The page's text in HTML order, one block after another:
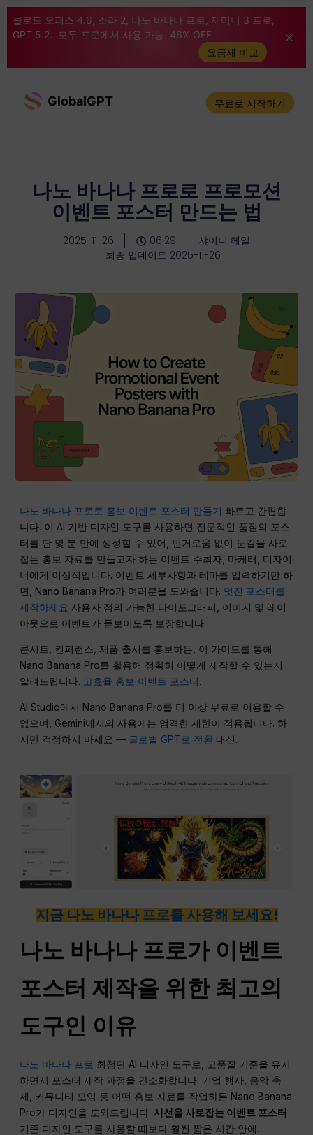
클로드 오퍼스 4.6, 소라 2, 나노 바나나 프로, 제미니 3 프로,
GPT 5.2...모두 프로에서 사용 가능. 46% OFF
요금제 비교
GlobalGPT 무료로 시작하기
나노 바나나 프로로 프로모션
이벤트 포스터 만드는 법
2025-11-26 06:29
샤이니 헤일
최종 업데이트 2025-11-26
나노 바나나 프로로 홍보 이벤트 포스터 만들기 빠르고 간편합
니다. 이 AI 기반 디자인 도구를 사용하면 전문적인 품질의 포스
터를 단 몇 분 만에 생성할 수 있어, 번거로움 없이 눈길을 사로
잡는 홍보 자료를 만들고자 하는 이벤트 주최자, 마케터, 디자이
너에게 이상적입니다. 이벤트 세부사항과 테마를 입력하기만 하
면, Nano Banana Pro가 여러분을 도와줍니다. 멋진 포스터를
제작하세요 사용자 정의 가능한 타이포그래피, 이미지 및 레이
아웃으로 이벤트가 돋보이도록 보장합니다.
콘서트, 컨퍼런스, 제품 출시를 홍보하든, 이 가이드를 통해
Nano Banana Pro를 활용해 정확히 어떻게 제작할 수 있는지
알려드립니다. 고효율 홍보 이벤트 포스터.
AI Studio에서 Nano Banana Pro를 더 이상 무료로 이용할 수
없으며, Gemini에서의 사용에는 엄격한 제한이 적용됩니다. 하
지만 걱정하지 마세요 — 글로벌 GPT로 전환 대신.
지금 나노 바나나 프로를 사용해 보세요!
나노 바나나 프로가 이벤트
포스터 제작을 위한 최고의
도구인 이유
나노 바나나 프로 최첨단 AI 디자인 도구로, 고품질 기준을 유지
하면서 포스터 제작 과정을 간소화합니다. 기업 행사, 음악 축
제, 커뮤니티 모임 등 어떤 홍보 자료를 작업하든 Nano Banana
Pro가 디자인을 도와드립니다.시선을 사로잡는 이벤트 포스터
기존 디자인 도구를 사용할 때보다 훨씬 짧은 시간 안에.